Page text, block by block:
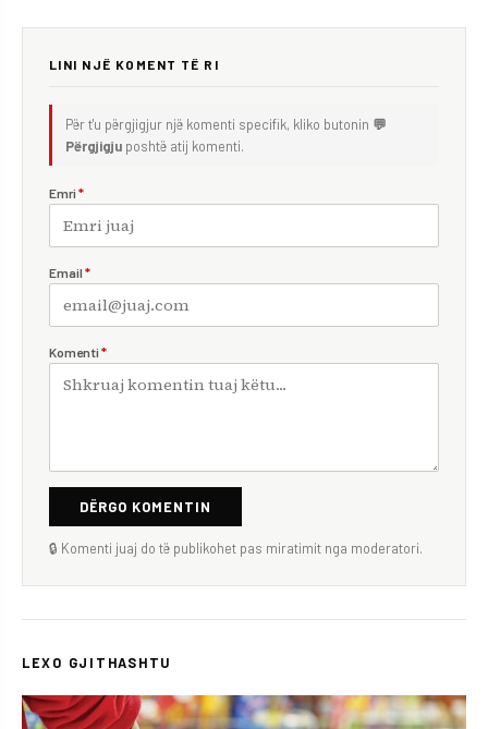
LINI NJË KOMENT TË RI
Për t'u përgjigjur një komenti specifik, kliko butonin 💬
Përgjigju poshtë atij komenti.
Emri *
Email *
Komenti *
DËRGO KOMENTIN
🔒 Komenti juaj do të publikohet pas miratimit nga moderatori.
LEXO GJITHASHTU